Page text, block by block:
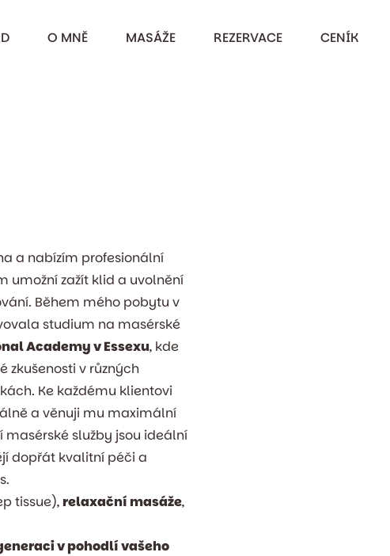
O MNĚ
MASÁŽE
REZERVACE CENÍK
a nabízím profesionální
umožní zažít klid a uvolnění
Během mého pobytu v
studium na masérské
Academy v Essexu, kde
zkušenosti v různých
Ke každému klientovi
a věnuji mu maximální
masérské služby jsou ideální
dopřát kvalitní péči a
tissue), relaxační masáže,
v pohodlí vašeho